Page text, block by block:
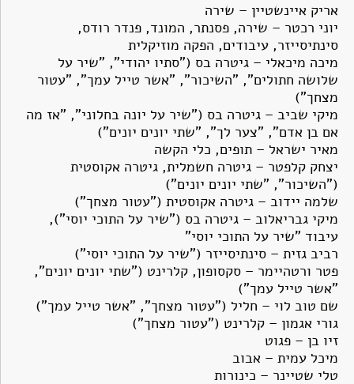
אריק איינשטיין – שירה
יוני רכטר – שירה, פסנתר, המונד, פנדר רודס,
סינתיסייזר, עיבודים, הפקה מוזיקלית
מיכה מיכאלי – גיטרה בס ("סתיו יהודי", "שיר על
שלושה חתולים", "השיכור", "אשר טייל עמך", "עטור
מצחך")
מיקי שביב – גיטרה בס ("שיר על יונה בחלוני", "אז מה
אם בן אדם", "צער לך", "שתי יונים יונים")
מאיר ישראל – תופים, כלי הקשה
יצחק קלפטר – גיטרה חשמלית, גיטרה אקוסטית
("השיכור", "שתי יונים יונים")
שלמה יידוב – גיטרה אקוסטית ("עטור מצחך")
מיקי גבריאלוב – גיטרה בס ("שיר על התוכי יוסי"),
עיבוד "שיר על התוכי יוסי"
רביב גזית – סינתיסייזר ("שיר על התוכי יוסי")
פטר ורטהיימר – סקסופון, קלרינט ("שתי יונים יונים",
"אשר טייל עמך")
שם טוב לוי – חליל ("עטור מצחך", "אשר טייל עמך")
גורי אגמון – קלרינט ("עטור מצחך")
זיו בן – פגוט
מיכל עמית – אבוב
טלי שטיינר – כינורות